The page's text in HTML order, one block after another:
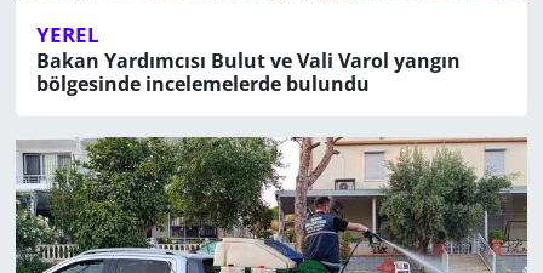
YEREL
Bakan Yardımcısı Bulut ve Vali Varol yangın
bölgesinde incelemelerde bulundu